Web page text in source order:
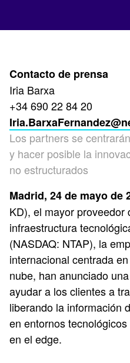
Contacto de prensa
Iria Barxa
+34 690 22 84 20
Los partners se
y hacer posible la
no estructurados
Madrid, 24 de mayo de
KD), el mayor proveedor
infraestructura
(NASDAQ: NTAP), la
internacional centrada
nube, han anunciado
ayudar a los clientes a
liberando la información
en entornos
en el edge.